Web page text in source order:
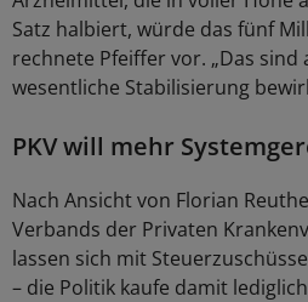
Satz halbiert, würde das fünf
rechnete Pfeiffer vor. „Das sind
wesentliche Stabilisierung
PKV will mehr
Nach Ansicht von Florian
Verbands der Privaten
lassen sich mit
– die Politik kaufe damit